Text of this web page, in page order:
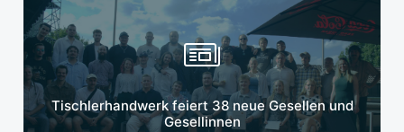
Tischlerhandwerk feiert 38 neue Gesellen und
Gesellinnen
Mehr erfahren